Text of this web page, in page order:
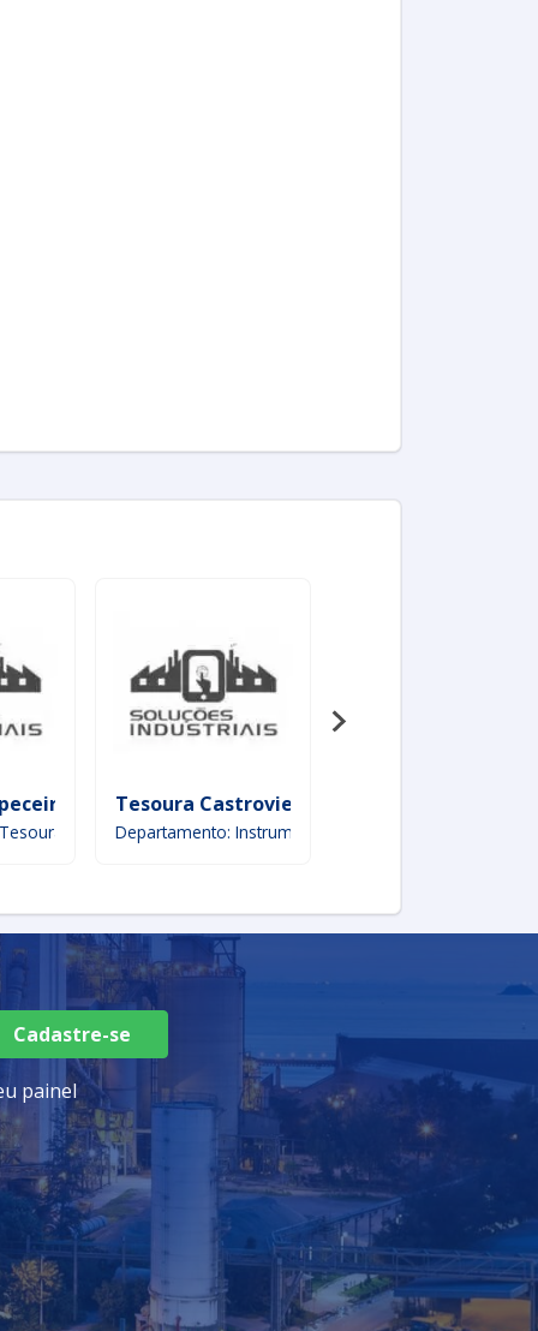
Tesoura Castroviejo Micro
Departamento: Instrumentos & Instrumentações
Cadastre-se
painel